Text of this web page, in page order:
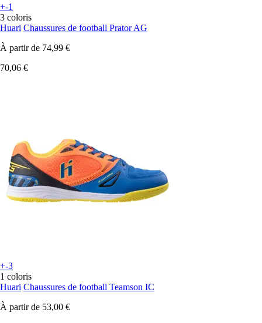
+-1
3 coloris
Huari Chaussures de football Prator AG
À partir de 74,99 €
70,06 €
+-3
1 coloris
Huari Chaussures de football Teamson IC
À partir de 53,00 €